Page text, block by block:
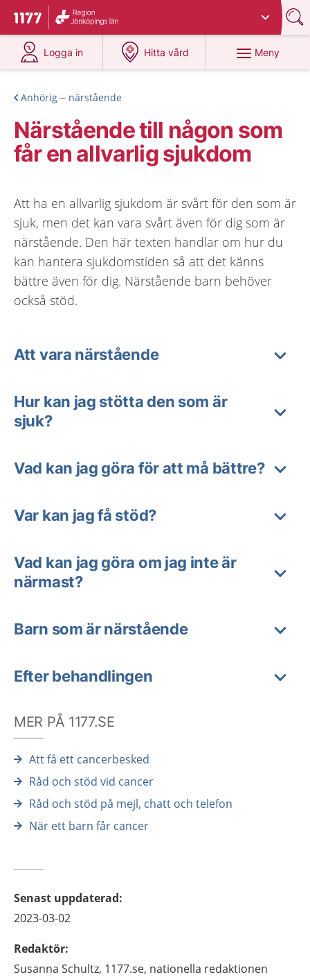
Till startsidan för 1177
Du har valt region
Logga in
på 1177.se
Hitta vård
på 1177.se
Meny
Anhörig – närstående
Närstående till någon som
får en allvarlig sjukdom
Att ha en allvarlig sjukdom är svårt för den som är
sjuk, men det kan vara svårt även för dig som är
närstående. Den här texten handlar om hur du
kan hantera sjukdomstiden så att det känns
bättre även för dig. Närstående barn behöver
också stöd.
Att vara närstående
Hur kan jag stötta den som är
sjuk?
Vad kan jag göra för att må bättre?
Var kan jag få stöd?
Vad kan jag göra om jag inte är
närmast?
Barn som är närstående
Efter behandlingen
MER PÅ 1177.SE
Att få ett cancerbesked
Råd och stöd vid cancer
Råd och stöd på mejl, chatt och telefon
När ett barn får cancer
Senast uppdaterad:
2023-03-02
Redaktör:
Susanna Schultz, 1177.se, nationella redaktionen